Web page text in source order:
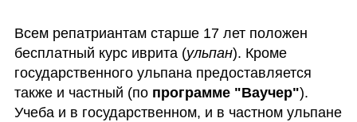
Всем репатриантам старше 17 лет положен
бесплатный курс иврита (ульпан). Кроме
государственного ульпана предоставляется
также и частный (по программе "Ваучер").
Учеба и в государственном, и в частном ульпане